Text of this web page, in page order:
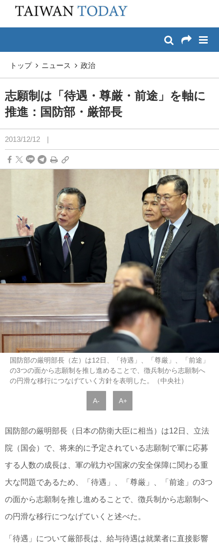
メイン コンテンツへスキップ
トップ ニュース 政治
志願制は「待遇・尊厳・前途」を軸に
推進：国防部・厳部長
2013/12/12 |
国防部の厳明部長（左）は12日、「待遇」、「尊厳」、「前途」
の3つの面から志願制を推し進めることで、徴兵制から志願制へ
の円滑な移行につなげていく方針を表明した。（中央社）
A- A+
国防部の厳明部長（日本の防衛大臣に相当）は12日、立法
院（国会）で、将来的に予定されている志願制で軍に応募
する人数の成長は、軍の戦力や国家の安全保障に関わる重
大な問題であるため、「待遇」、「尊厳」、「前途」の3つ
の面から志願制を推し進めることで、徴兵制から志願制へ
の円滑な移行につなげていくと述べた。
「待遇」について厳部長は、給与待遇は就業者に直接影響